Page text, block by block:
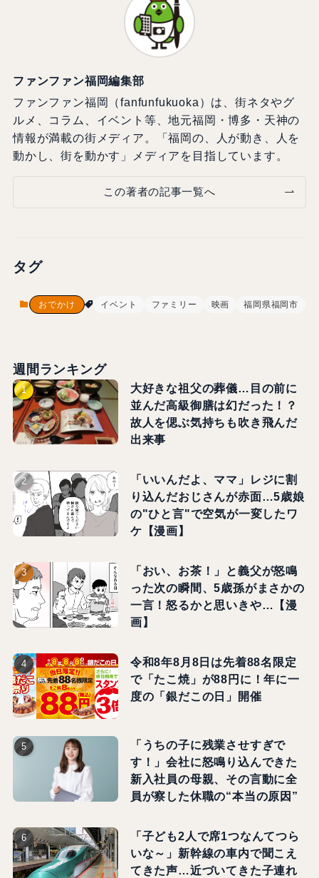
ファンファン福岡編集部
ファンファン福岡（fanfunfukuoka）は、街ネタやグ
ルメ、コラム、イベント等、地元福岡・博多・天神の
情報が満載の街メディア。「福岡の、人が動き、人を
動かし、街を動かす」メディアを目指しています。
この著者の記事一覧へ
タグ
おでかけ イベント ファミリー 映画 福岡県福岡市
週間ランキング
大好きな祖父の葬儀…目の前に
並んだ高級御膳は幻だった！？
故人を偲ぶ気持ちも吹き飛んだ
出来事
「いいんだよ、ママ」レジに割
り込んだおじさんが赤面…5歳娘
の"ひと言"で空気が一変したワ
ケ【漫画】
「おい、お茶！」と義父が怒鳴
った次の瞬間、5歳孫がまさかの
一言！怒るかと思いきや…【漫
画】
令和8年8月8日は先着88名限定
で「たこ焼」が88円に！年に一
度の「銀だこの日」開催
「うちの子に残業させすぎで
す！」会社に怒鳴り込んできた
新入社員の母親、その言動に全
員が察した休職の“本当の原因”
「子ども2人で席1つなんてつら
いな～」新幹線の車内で聞こえ
てきた声…近づいてきた子連れ